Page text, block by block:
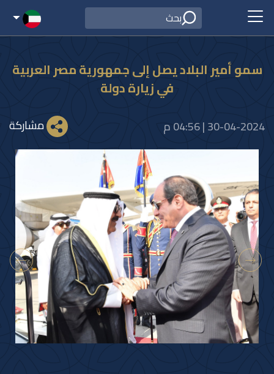
سمو أمير البلاد يصل إلى جمهورية مصر العربية
في زيارة دولة
30-04-2024 | 04:56 م